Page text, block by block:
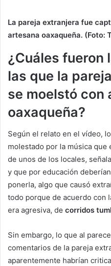
La pareja extranjera fue
artesana oaxaqueña. (Foto:
¿Cuáles fueron
las que la
se moelstó con
oaxaqueña?
Según el relato en el vídeo,
molestado por la música que
de unos de los locales,
y que por educación
ponerla, algo que causó
todo porque de acuerdo con
era agresiva, de corridos
Sin embargo, lo que al
comentarios de la pareja
aparentemente habrían